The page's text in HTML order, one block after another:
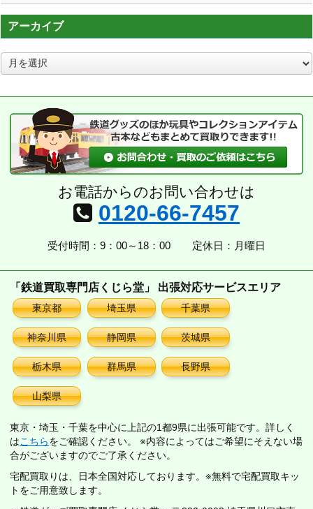
アーカイブ
ア
ー
ブ
お電話からのお問い合わせは
0120-66-7457
受付時間：9：00～18：00 定休日：月曜日
「鉄道買取専門店くじら堂」 出張対応サービスエリア
東京都 埼玉県 千葉県
神奈川県 静岡県 茨城県
栃木県 群馬県 長野県
山梨県
東京・埼玉・千葉を中心に上記の1都9県に出張可能です。詳しく
はこちらをご確認ください。 ※内容によってはご希望にそえない場
合がございますのでご了承ください。
宅配買取りは、日本全国対応しております。※無料で宅配買取キッ
トをご用意致します。